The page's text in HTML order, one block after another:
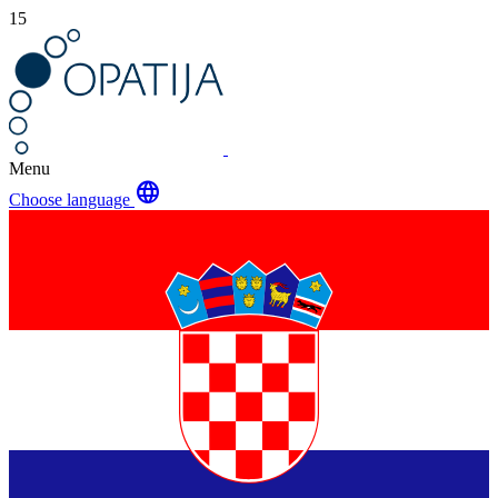
15
Menu
Choose language language